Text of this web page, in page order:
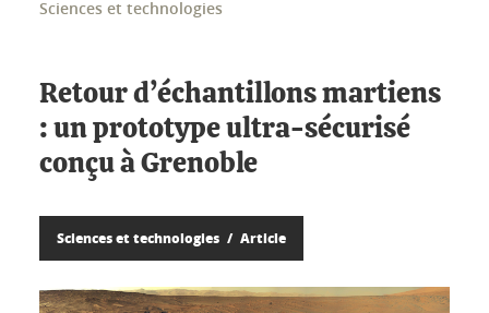
Sciences et technologies
Retour d’échantillons martiens
: un prototype ultra-sécurisé
conçu à Grenoble
Sciences et technologies Article